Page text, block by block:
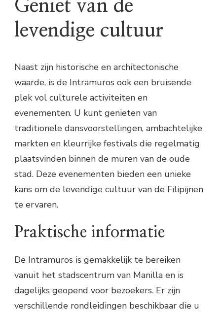
Geniet van de
levendige cultuur
Naast zijn historische en architectonische
waarde, is de Intramuros ook een bruisende
plek vol culturele activiteiten en
evenementen. U kunt genieten van
traditionele dansvoorstellingen, ambachtelijke
markten en kleurrijke festivals die regelmatig
plaatsvinden binnen de muren van de oude
stad. Deze evenementen bieden een unieke
kans om de levendige cultuur van de Filipijnen
te ervaren.
Praktische informatie
De Intramuros is gemakkelijk te bereiken
vanuit het stadscentrum van Manilla en is
dagelijks geopend voor bezoekers. Er zijn
verschillende rondleidingen beschikbaar die u